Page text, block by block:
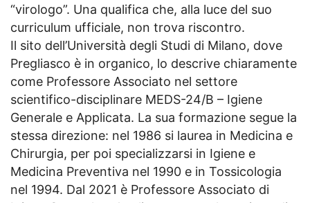
“virologo”. Una qualifica che, alla luce del suo
curriculum ufficiale, non trova riscontro.
Il sito dell’Università degli Studi di Milano, dove
Pregliasco è in organico, lo descrive chiaramente
come Professore Associato nel settore
scientifico-disciplinare MEDS-24/B – Igiene
Generale e Applicata. La sua formazione segue la
stessa direzione: nel 1986 si laurea in Medicina e
Chirurgia, per poi specializzarsi in Igiene e
Medicina Preventiva nel 1990 e in Tossicologia
nel 1994. Dal 2021 è Professore Associato di